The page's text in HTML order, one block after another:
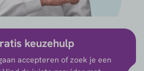
keuzehulp
accepteren of zoek je een